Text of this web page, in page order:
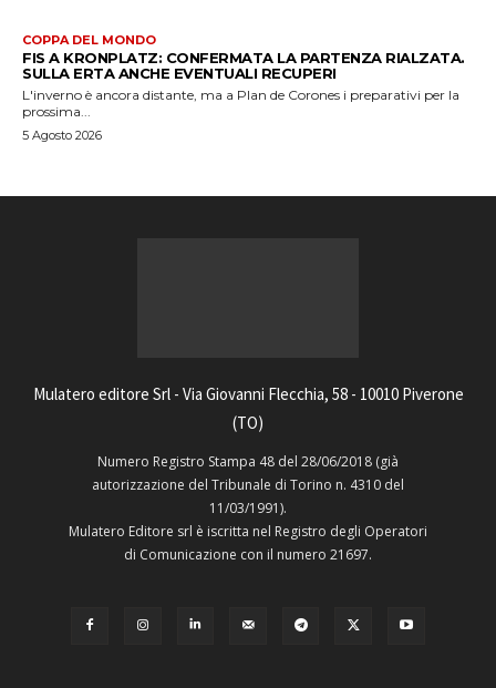
COPPA DEL MONDO
FIS A KRONPLATZ: CONFERMATA LA PARTENZA RIALZATA.
SULLA ERTA ANCHE EVENTUALI RECUPERI
L'inverno è ancora distante, ma a Plan de Corones i preparativi per la
prossima...
5 Agosto 2026
Mulatero editore Srl - Via Giovanni Flecchia, 58 - 10010 Piverone
(TO)
Numero Registro Stampa 48 del 28/06/2018 (già
autorizzazione del Tribunale di Torino n. 4310 del
11/03/1991).
Mulatero Editore srl è iscritta nel Registro degli Operatori
di Comunicazione con il numero 21697.